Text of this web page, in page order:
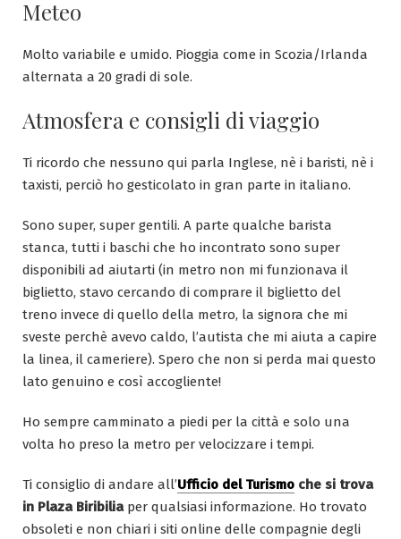
Meteo
Molto variabile e umido. Pioggia come in Scozia/Irlanda
alternata a 20 gradi di sole.
Atmosfera e consigli di viaggio
Ti ricordo che nessuno qui parla Inglese, nè i baristi, nè i
taxisti, perciò ho gesticolato in gran parte in italiano.
Sono super, super gentili. A parte qualche barista
stanca, tutti i baschi che ho incontrato sono super
disponibili ad aiutarti (in metro non mi funzionava il
biglietto, stavo cercando di comprare il biglietto del
treno invece di quello della metro, la signora che mi
sveste perchè avevo caldo, l’autista che mi aiuta a capire
la linea, il cameriere). Spero che non si perda mai questo
lato genuino e così accogliente!
Ho sempre camminato a piedi per la città e solo una
volta ho preso la metro per velocizzare i tempi.
Ti consiglio di andare all’Ufficio del Turismo che si trova
in Plaza Biribilia per qualsiasi informazione. Ho trovato
obsoleti e non chiari i siti online delle compagnie degli